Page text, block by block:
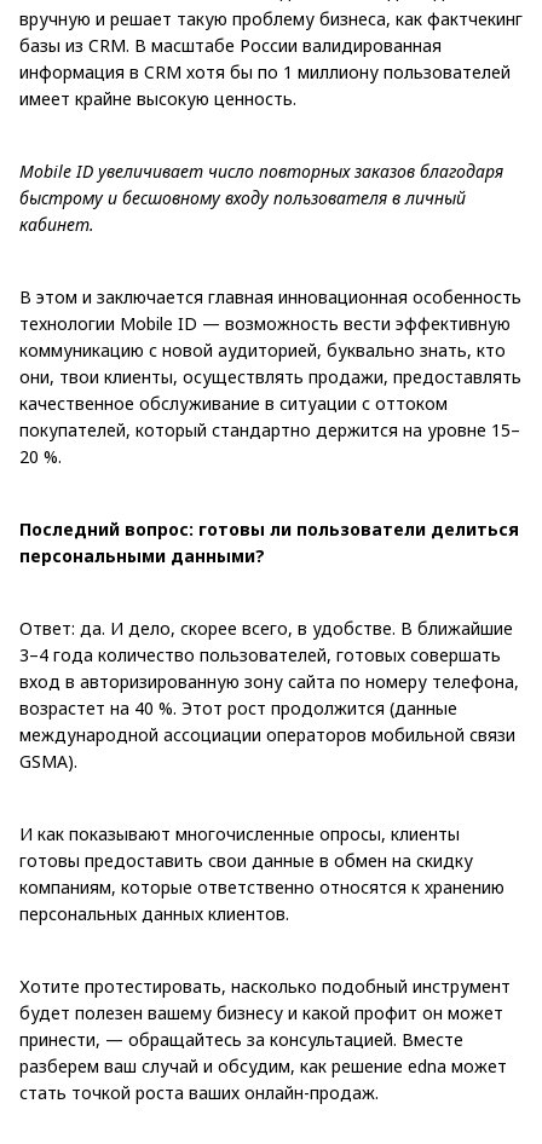
вручную и решает такую проблему бизнеса, как фактчекинг
базы из CRM. В масштабе России валидированная
информация в CRM хотя бы по 1 миллиону пользователей
имеет крайне высокую ценность.
Mobile ID увеличивает число повторных заказов благодаря
быстрому и бесшовному входу пользователя в личный
кабинет.
В этом и заключается главная инновационная особенность
технологии Mobile ID — возможность вести эффективную
коммуникацию с новой аудиторией, буквально знать, кто
они, твои клиенты, осуществлять продажи, предоставлять
качественное обслуживание в ситуации с оттоком
покупателей, который стандартно держится на уровне 15–
20 %.
Последний вопрос: готовы ли пользователи делиться
персональными данными?
Ответ: да. И дело, скорее всего, в удобстве. В ближайшие
3–4 года количество пользователей, готовых совершать
вход в авторизированную зону сайта по номеру телефона,
возрастет на 40 %. Этот рост продолжится (данные
международной ассоциации операторов мобильной связи
GSMA).
И как показывают многочисленные опросы, клиенты
готовы предоставить свои данные в обмен на скидку
компаниям, которые ответственно относятся к хранению
персональных данных клиентов.
Хотите протестировать, насколько подобный инструмент
будет полезен вашему бизнесу и какой профит он может
принести, — обращайтесь за консультацией. Вместе
разберем ваш случай и обсудим, как решение edna может
стать точкой роста ваших онлайн-продаж.